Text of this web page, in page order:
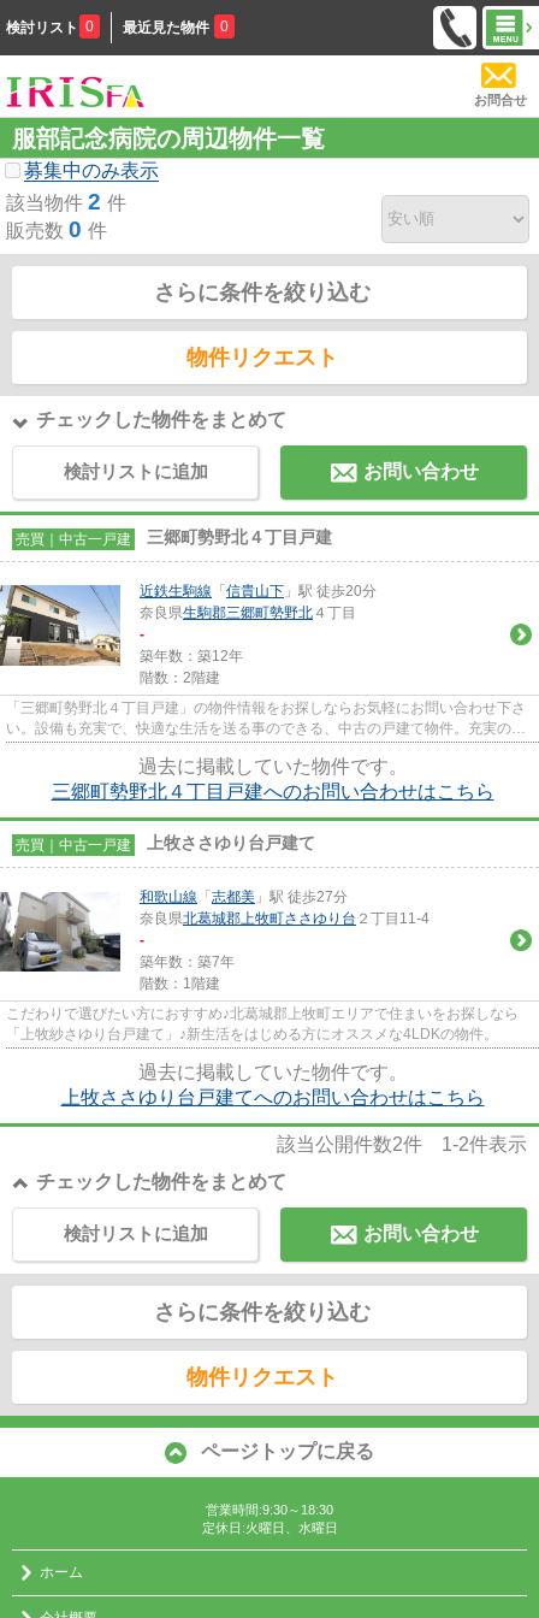
検討リスト 0 最近見た物件 0
お問合せ
服部記念病院の周辺物件一覧
募集中のみ表示
該当物件 2 件
販売数 0 件
さらに条件を絞り込む
物件リクエスト
チェックした物件をまとめて
検討リストに追加 お問い合わせ
売買｜中古一戸建 三郷町勢野北４丁目戸建
近鉄生駒線 「 信貴山下 」駅 徒歩20分
奈良県生駒郡三郷町勢野北 ４丁目
-
築年数：築12年
階数：2階建
「三郷町勢野北４丁目戸建」の物件情報をお探しならお気軽にお問い合わせ下さ
い。設備も充実で、快適な生活を送る事のできる、中古の戸建て物件。充実の設
過去に掲載していた物件です。
三郷町勢野北４丁目戸建へのお問い合わせはこちら
売買｜中古一戸建 上牧ささゆり台戸建て
和歌山線 「 志都美 」駅 徒歩27分
奈良県北葛城郡上牧町ささゆり台 ２丁目11-4
-
築年数：築7年
階数：1階建
こだわりで選びたい方におすすめ♪北葛城郡上牧町エリアで住まいをお探しなら
「上牧紗さゆり台戸建て」♪新生活をはじめる方にオススメな4LDKの物件。
過去に掲載していた物件です。
上牧ささゆり台戸建てへのお問い合わせはこちら
該当公開件数2件 1-2件表示
チェックした物件をまとめて
お問い合わせ
検討リストに追加
さらに条件を絞り込む
物件リクエスト
ページトップに戻る
営業時間:9:30～18:30
定休日:火曜日、水曜日
ホーム